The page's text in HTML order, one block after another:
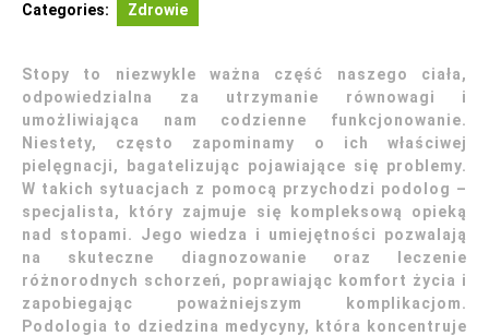
Categories: Zdrowie
Stopy to niezwykle ważna część naszego ciała,
odpowiedzialna za utrzymanie równowagi i
umożliwiająca nam codzienne funkcjonowanie.
Niestety, często zapominamy o ich właściwej
pielęgnacji, bagatelizując pojawiające się problemy.
W takich sytuacjach z pomocą przychodzi podolog –
specjalista, który zajmuje się kompleksową opieką
nad stopami. Jego wiedza i umiejętności pozwalają
na skuteczne diagnozowanie oraz leczenie
różnorodnych schorzeń, poprawiając komfort życia i
zapobiegając poważniejszym komplikacjom.
Podologia to dziedzina medycyny, która koncentruje